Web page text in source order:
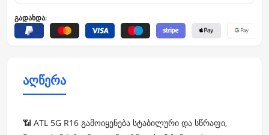
გადახდა:
აღწერა
📶 ATL 5G R16 გამოიყენება სტაბილური და სწრაფი,